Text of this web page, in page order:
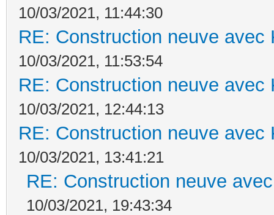
10/03/2021, 11:44:30
RE: Construction neuve avec
10/03/2021, 11:53:54
RE: Construction neuve avec
10/03/2021, 12:44:13
RE: Construction neuve avec
10/03/2021, 13:41:21
RE: Construction neuve
10/03/2021, 19:43:34